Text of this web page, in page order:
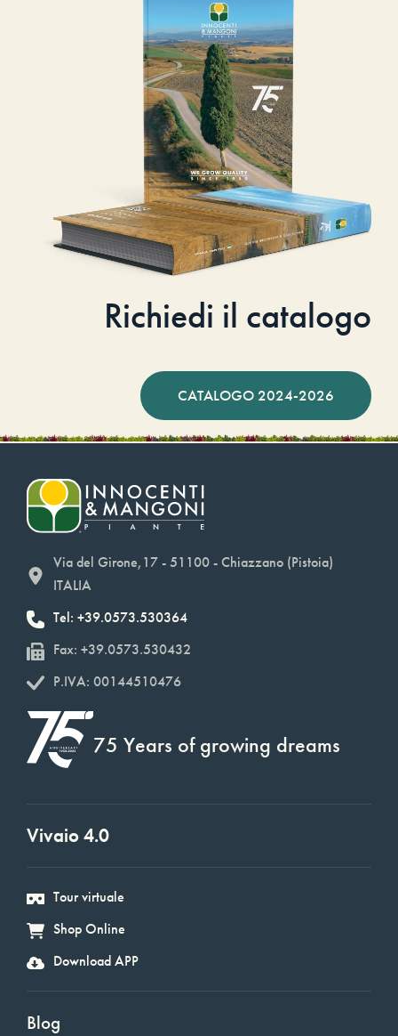
Richiedi il catalogo
CATALOGO 2024-2026
Via del Girone,17 - 51100 - Chiazzano (Pistoia)
ITALIA
Tel: +39.0573.530364
Fax: +39.0573.530432
P.IVA: 00144510476
75 Years of growing dreams
Vivaio 4.0
Tour virtuale
Shop Online
Download APP
Blog